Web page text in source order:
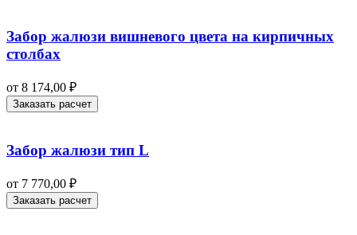
Забор жалюзи вишневого цвета на кирпичных
столбах
от 8 174,00 ₽
Заказать расчет
Забор жалюзи тип L
от 7 770,00 ₽
Заказать расчет